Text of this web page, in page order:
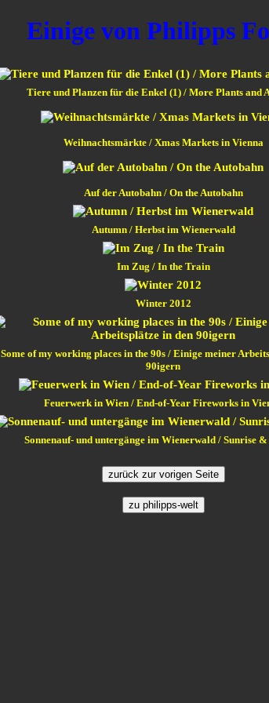
Einige von Philipps
Tiere und Planzen für die Enkel (1) / More Plants and
Weihnachtsmärkte / Xmas Markets in Vienna
Auf der Autobahn / On the Autobahn
Autumn / Herbst im Wienerwald
Im Zug / In the Train
Winter 2012
Some of my working places in the 90s / Einige meiner
90igern
Feuerwerk in Wien / End-of-Year Fireworks in
Sonnenauf- und untergänge im Wienerwald / Sunrise &